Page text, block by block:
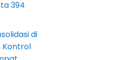
394
di
Kontrol